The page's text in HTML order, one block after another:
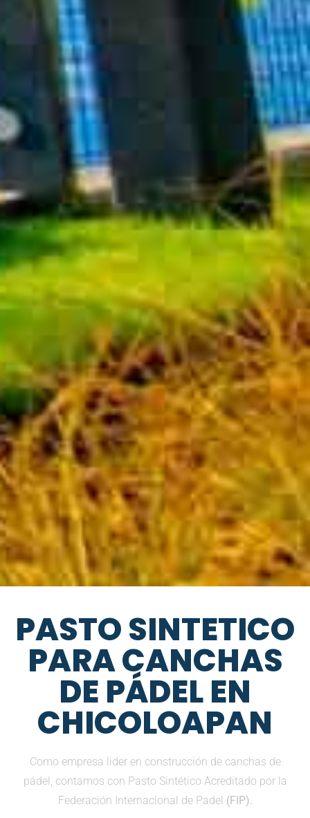
PASTO SINTETICO
PARA CANCHAS
DE PÁDEL EN
CHICOLOAPAN
Como empresa lider en construcción de canchas de
pádel, contamos con Pasto Sintético Acreditado por la
Federación Internacional de Padel (FIP).